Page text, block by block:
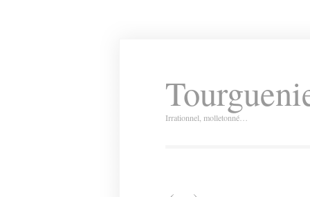
Irrationnel, molletonné…